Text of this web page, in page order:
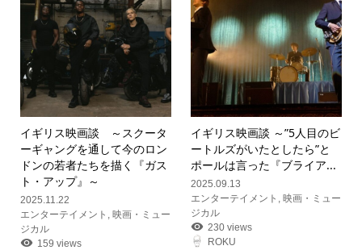
イギリス映画談 ～スクータ
ーギャングを通して今のロン
ドンの若者たちを描く『ガス
ト・アップ』～
2025.11.22
エンターテイメント , 映画・ミュー
ジカル
159 views
イギリス映画談 ～”5人目のビ
ートルズがいたとしたら”と
ポールは言った『ブライア...
2025.09.13
エンターテイメント , 映画・ミュー
ジカル
230 views
ROKU